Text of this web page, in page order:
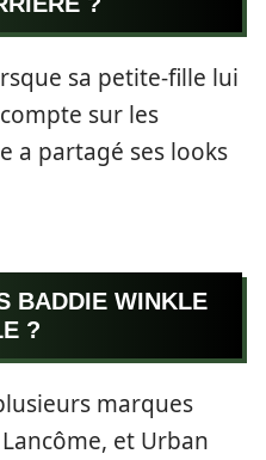
sa petite-fille lui
sur les
a partagé ses looks
BADDIE WINKLE
?
marques
et Urban